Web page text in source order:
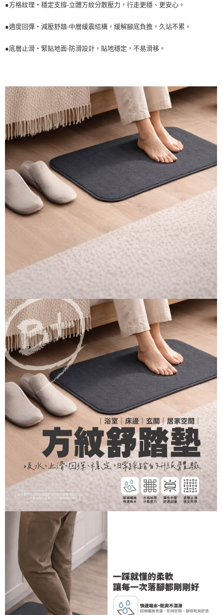
●方格紋理・穩定支撐-立體方紋分散壓力，行走更穩、更安心。
●適度回彈・減壓舒踏-中層緩震結構，緩解腳底負擔，久站不累。
●底層止滑・緊貼地面-防滑設計，貼地穩定，不易滑移。